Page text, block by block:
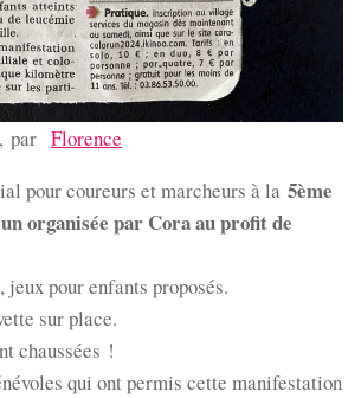
par Florence
pour coureurs et marcheurs à la 5ème
organisée par Cora au profit de
pour enfants proposés.
sur place.
chaussées !
qui ont permis cette manifestation